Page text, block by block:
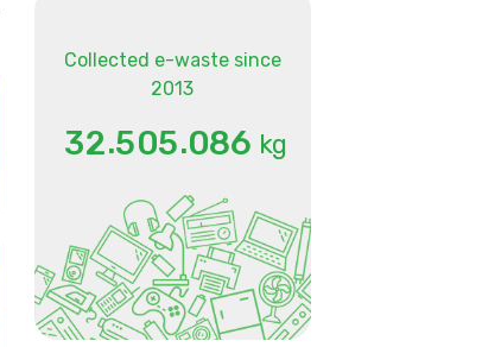
Collected e-waste since
2013
32.505.086 kg